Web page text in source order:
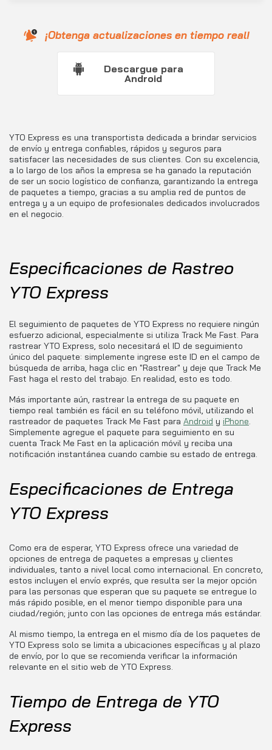
¡Obtenga actualizaciones en tiempo real!
Descargue para
Android
YTO Express es una transportista dedicada a brindar servicios
de envío y entrega confiables, rápidos y seguros para
satisfacer las necesidades de sus clientes. Con su excelencia,
a lo largo de los años la empresa se ha ganado la reputación
de ser un socio logístico de confianza, garantizando la entrega
de paquetes a tiempo, gracias a su amplia red de puntos de
entrega y a un equipo de profesionales dedicados involucrados
en el negocio.
Especificaciones de Rastreo
YTO Express
El seguimiento de paquetes de YTO Express no requiere ningún
esfuerzo adicional, especialmente si utiliza Track Me Fast. Para
rastrear YTO Express, solo necesitará el ID de seguimiento
único del paquete: simplemente ingrese este ID en el campo de
búsqueda de arriba, haga clic en "Rastrear" y deje que Track Me
Fast haga el resto del trabajo. En realidad, esto es todo.
Más importante aún, rastrear la entrega de su paquete en
tiempo real también es fácil en su teléfono móvil, utilizando el
rastreador de paquetes Track Me Fast para Android y iPhone.
Simplemente agregue el paquete para seguimiento en su
cuenta Track Me Fast en la aplicación móvil y reciba una
notificación instantánea cuando cambie su estado de entrega.
Especificaciones de Entrega
YTO Express
Como era de esperar, YTO Express ofrece una variedad de
opciones de entrega de paquetes a empresas y clientes
individuales, tanto a nivel local como internacional. En concreto,
estos incluyen el envío exprés, que resulta ser la mejor opción
para las personas que esperan que su paquete se entregue lo
más rápido posible, en el menor tiempo disponible para una
ciudad/región; junto con las opciones de entrega más estándar.
Al mismo tiempo, la entrega en el mismo día de los paquetes de
YTO Express solo se limita a ubicaciones específicas y al plazo
de envío, por lo que se recomienda verificar la información
relevante en el sitio web de YTO Express.
Tiempo de Entrega de YTO
Express